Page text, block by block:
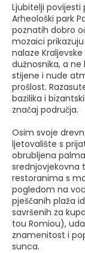
Ljubitelji
Arheološki park
poznatih dobro
mozaici
nalaze
dužnosnika, a ne
stijene i nude
prošlost.
bazilika i
značaj područja.
Osim svoje
ljetovalište s
obrubljena
srednjovjekovna
restoranima s
pogledom na
pješčanih plaža
savršenih za
tou Romiou),
znamenitost i
sunca.